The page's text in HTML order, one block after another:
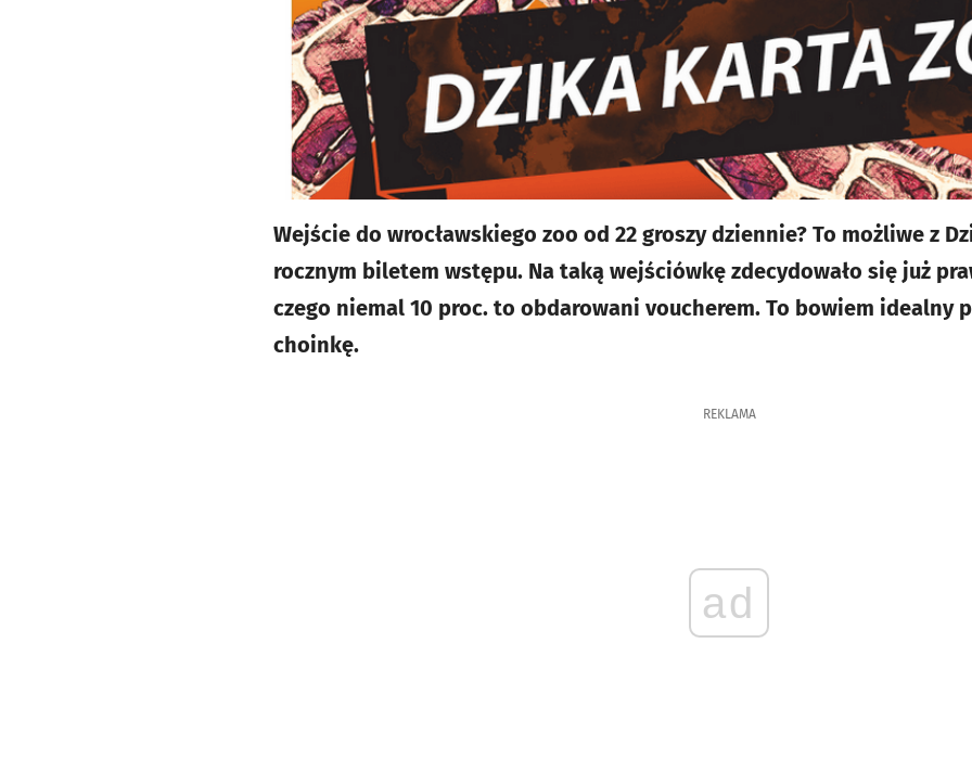
Wejście do wrocławskiego zoo od 22 groszy dziennie? To możliwe z
rocznym biletem wstępu. Na taką wejściówkę zdecydowało się już
czego niemal 10 proc. to obdarowani voucherem. To bowiem idealny
choinkę.
REKLAMA
ad